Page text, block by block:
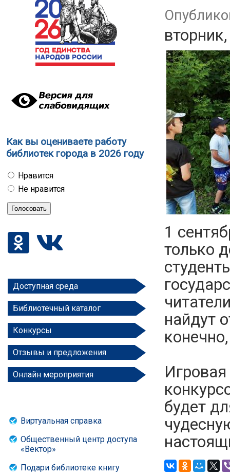
Как вы оцениваете работу
библиотек города в 2026 году
Нравится
Не нравится
Доступная среда
Библиотечный каталог
Конкурсы
Отзывы и предложения
Онлайн мероприятия
Виртуальная справка
Общественный центр доступа
«Вектор»
Подари библиотеке книгу
1
только
найдут
будет